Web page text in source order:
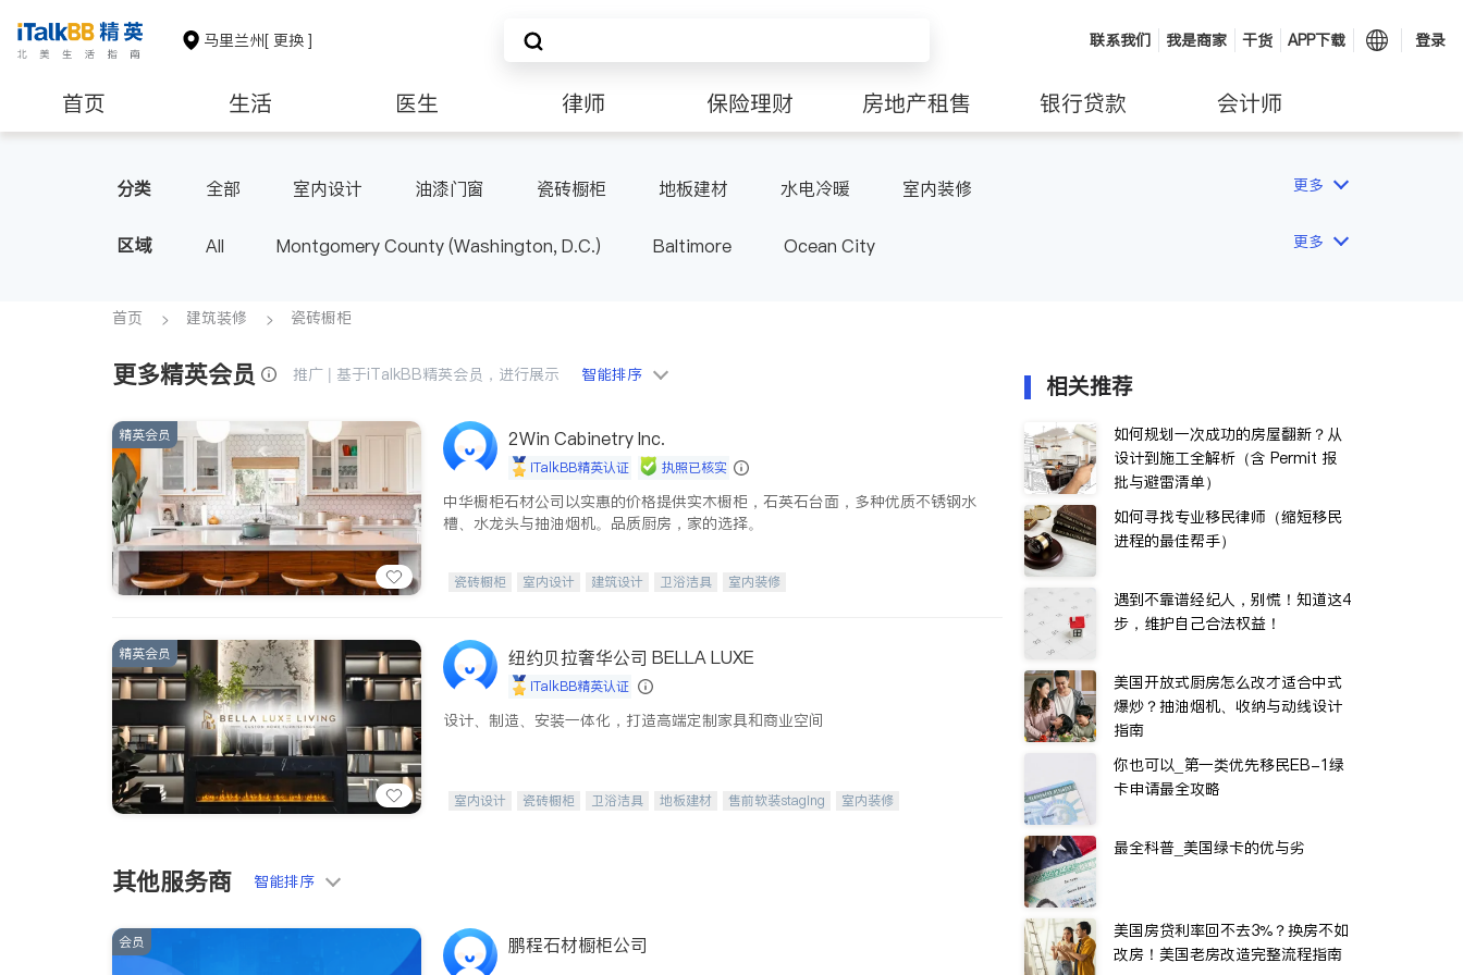
马里兰州[ 更换 ] 联系我们 我是商家 干货 APP下载 登录
首页 生活 医生 律师 保险理财 房地产租售 银行贷款 会计师
分类 全部 室内设计 油漆门窗 瓷砖橱柜 地板建材 水电冷暖 室内装修 更多
区域 All Montgomery County (Washington, D.C.) Baltimore Ocean City 更多
首页 建筑装修 瓷砖橱柜
更多精英会员 推广 | 基于iTalkBB精英会员，进行展示 智能排序
精英会员 2Win Cabinetry Inc.
iTalkBB精英认证 执照已核实
中华橱柜石材公司以实惠的价格提供实木橱柜，石英石台面，多种优质不锈钢水
槽、水龙头与抽油烟机。品质厨房，家的选择。
瓷砖橱柜 室内设计 建筑设计 卫浴洁具 室内装修
精英会员 纽约贝拉奢华公司 BELLA LUXE
iTalkBB精英认证
设计、制造、安装一体化，打造高端定制家具和商业空间
室内设计 瓷砖橱柜 卫浴洁具 地板建材 售前软装staging 室内装修
其他服务商 智能排序
会员 鹏程石材橱柜公司
相关推荐
如何规划一次成功的房屋翻新？从
设计到施工全解析（含 Permit 报
批与避雷清单）
如何寻找专业移民律师（缩短移民
进程的最佳帮手）
遇到不靠谱经纪人，别慌！知道这4
步，维护自己合法权益！
美国开放式厨房怎么改才适合中式
爆炒？抽油烟机、收纳与动线设计
指南
你也可以_第一类优先移民EB-1绿
卡申请最全攻略
最全科普_美国绿卡的优与劣
美国房贷利率回不去3%？换房不如
改房！美国老房改造完整流程指南